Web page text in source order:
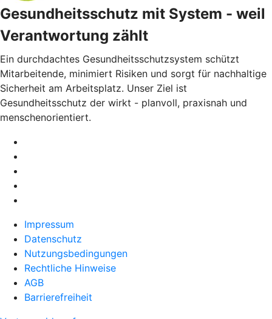
Gesundheitsschutz mit System - weil
Verantwortung zählt
Ein durchdachtes Gesundheitsschutzsystem schützt
Mitarbeitende, minimiert Risiken und sorgt für nachhaltige
Sicherheit am Arbeitsplatz. Unser Ziel ist
Gesundheitsschutz der wirkt - planvoll, praxisnah und
menschenorientiert.
Impressum
Datenschutz
Nutzungsbedingungen
Rechtliche Hinweise
AGB
Barrierefreiheit